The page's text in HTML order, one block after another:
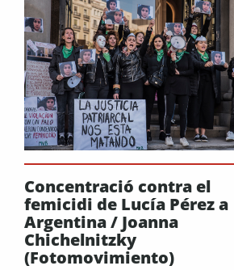
Concentració contra el
femicidi de Lucía Pérez a
Argentina / Joanna
Chichelnitzky
(Fotomovimiento)